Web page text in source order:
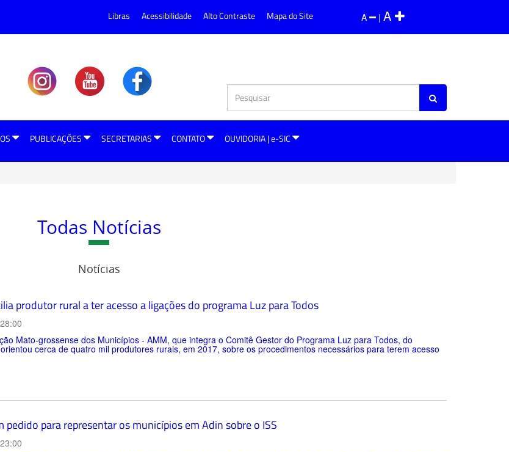
A | A
Libras Acessibilidade Alto Contraste Mapa do Site
PUBLICAÇÕES SECRETARIAS CONTATO OUVIDORIA | e-SIC
Todas Notícias
Notícias
produtor rural a ter acesso a ligações do programa Luz para Todos
grossense dos Municípios - AMM, que integra o Comitê Gestor do Programa Luz para Todos, do
cerca de quatro mil produtores rurais, em 2017, sobre os procedimentos necessários para terem acesso
pedido para representar os municípios em Adin sobre o ISS